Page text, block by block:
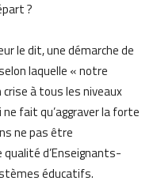
?
le dit, une démarche de
laquelle « notre
à tous les niveaux
ne fait qu’aggraver la forte
ne pas être
d’Enseignants-
éducatifs.